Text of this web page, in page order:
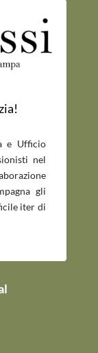
e Ufficio
nel
gli
iter di